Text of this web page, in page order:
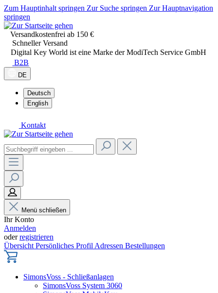
Zum Hauptinhalt springen Zur Suche springen Zur Hauptnavigation
springen
Versandkostenfrei ab 150 €
Schneller Versand
Digital Key World ist eine Marke der ModiTech Service GmbH
B2B
DE
Deutsch
English
Kontakt
Menü schließen
Ihr Konto
Anmelden
oderregistrieren
Übersicht Persönliches Profil Adressen Bestellungen
SimonsVoss - Schließanlagen
SimonsVoss System 3060